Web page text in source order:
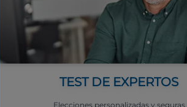
TEST DE EXPERTOS
Elecciones personalizadas y seguras